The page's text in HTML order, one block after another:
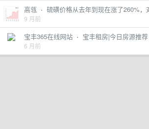
高瓴 · 硫磺价格从去年到现在涨了260%
9 月前
宝丰365在线网站 · 宝丰租房|今日房源推
6 月前